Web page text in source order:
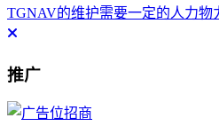
TGNAV的维护需要一定的人力物
推广